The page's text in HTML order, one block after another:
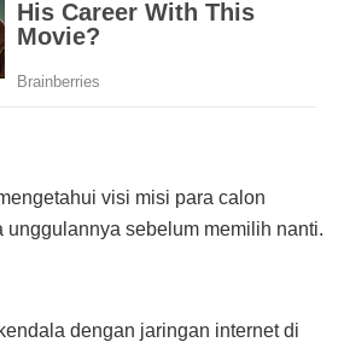
visi misi para calon
unggulannya sebelum memilih nanti.
dengan jaringan internet di